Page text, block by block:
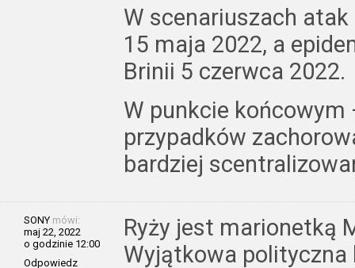
W scenariuszach atak
15 maja 2022, a
Brinii 5 czerwca 2022.
W punkcie
przypadków
bardziej
SONY mówi:
maj 22, 2022
o godzinie 12:00
Odpowiedz
Ryży jest marionetką
Wyjątkowa polityczna